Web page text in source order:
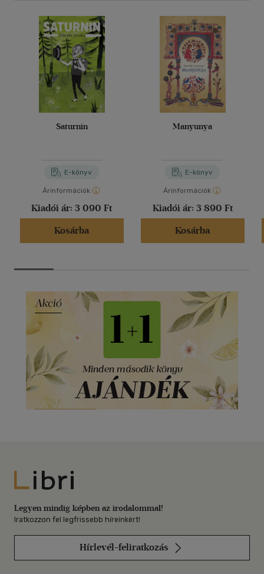
Saturnin
E-könyv
Árinformációk
Kiadói ár: 3 090 Ft
Kosárba
Manyunya
E-könyv
Árinformációk
Kiadói ár: 3 890 Ft
Kosárba
Libri
Legyen mindig képben az irodalommal!
Iratkozzon fel legfrissebb híreinkért!
Hírlevél-feliratkozás